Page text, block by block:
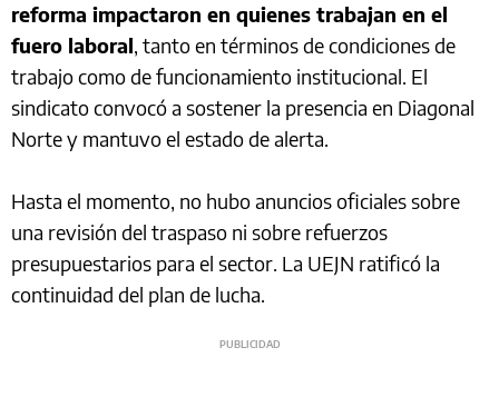
reforma impactaron en quienes trabajan en el
fuero laboral, tanto en términos de condiciones de
trabajo como de funcionamiento institucional. El
sindicato convocó a sostener la presencia en Diagonal
Norte y mantuvo el estado de alerta.
Hasta el momento, no hubo anuncios oficiales sobre
una revisión del traspaso ni sobre refuerzos
presupuestarios para el sector. La UEJN ratificó la
continuidad del plan de lucha.